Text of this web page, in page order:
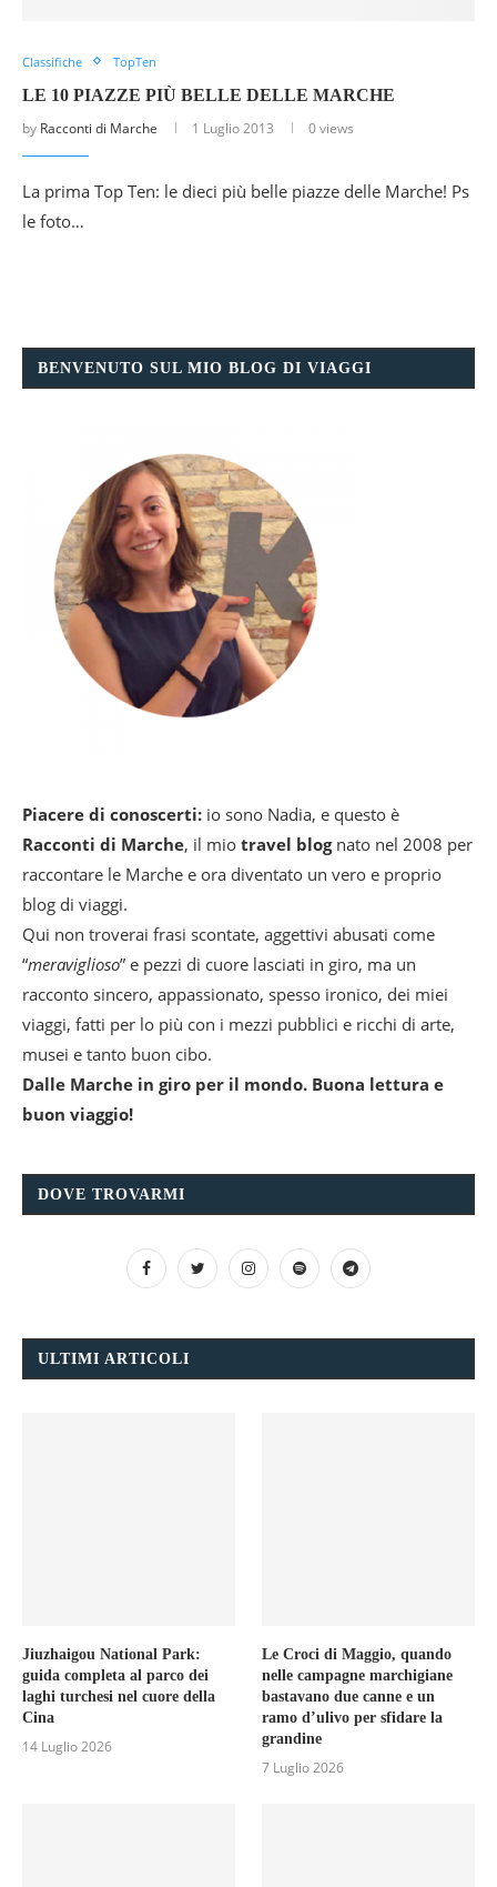
Classifiche TopTen
LE 10 PIAZZE PIÙ BELLE DELLE MARCHE
by Racconti di Marche 1 Luglio 2013 0 views
La prima Top Ten: le dieci più belle piazze delle Marche! Ps
le foto…
BENVENUTO SUL MIO BLOG DI VIAGGI
Piacere di conoscerti: io sono Nadia, e questo è
Racconti di Marche, il mio travel blognato nel 2008 per
raccontare le Marche e ora diventato un vero e proprio
blog di viaggi.
Qui non troverai frasi scontate, aggettivi abusati come
“meraviglioso” e pezzi di cuore lasciati in giro, ma un
racconto sincero, appassionato, spesso ironico, dei miei
viaggi, fatti per lo più con i mezzi pubblici e ricchi di arte,
musei e tanto buon cibo.
Dalle Marche in giro per il mondo. Buona lettura e
buon viaggio!
DOVE TROVARMI
ULTIMI ARTICOLI
Jiuzhaigou National Park:
guida completa al parco dei
laghi turchesi nel cuore della
Cina
14 Luglio 2026
Le Croci di Maggio, quando
nelle campagne marchigiane
bastavano due canne e un
ramo d’ulivo per sfidare la
grandine
7 Luglio 2026